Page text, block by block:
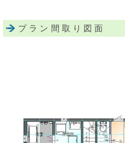
プラン間取り図面